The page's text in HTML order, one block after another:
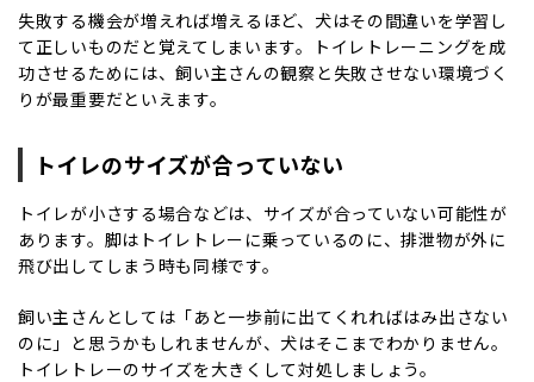
失敗する機会が増えれば増えるほど、犬はその間違いを学習し
て正しいものだと覚えてしまいます。トイレトレーニングを成
功させるためには、飼い主さんの観察と失敗させない環境づく
りが最重要だといえます。
トイレのサイズが合っていない
トイレが小さする場合などは、サイズが合っていない可能性が
あります。脚はトイレトレーに乗っているのに、排泄物が外に
飛び出してしまう時も同様です。
飼い主さんとしては「あと一歩前に出てくれればはみ出さない
のに」と思うかもしれませんが、犬はそこまでわかりません。
トイレトレーのサイズを大きくして対処しましょう。